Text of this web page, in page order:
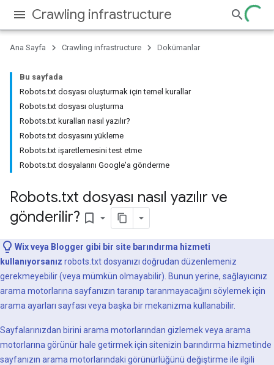
Crawling infrastructure
Ana Sayfa Crawling infrastructure Dokümanlar
Bu sayfada
Robots.txt dosyası oluşturmak için temel kurallar
Robots.txt dosyası oluşturma
Robots.txt kuralları nasıl yazılır?
Robots.txt dosyasını yükleme
Robots.txt işaretlemesini test etme
Robots.txt dosyalarını Google'a gönderme
Robots.txt dosyası nasıl yazılır ve
gönderilir? bookmark_border
Wix veya Blogger gibi bir site barındırma hizmeti
kullanıyorsanız robots.txt dosyanızı doğrudan düzenlemeniz
gerekmeyebilir (veya mümkün olmayabilir). Bunun yerine, sağlayıcınız
arama motorlarına sayfanızın taranıp taranmayacağını söylemek için
arama ayarları sayfası veya başka bir mekanizma kullanabilir.
Sayfalarınızdan birini arama motorlarından gizlemek veya arama
motorlarına görünür hale getirmek için sitenizin barındırma hizmetinde
sayfanızın arama motorlarındaki görünürlüğünü değiştirme ile ilgili